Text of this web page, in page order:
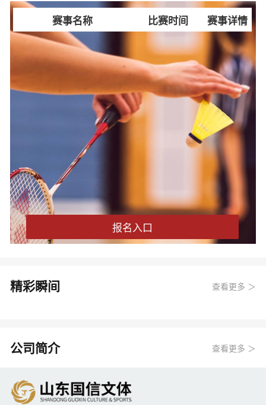
赛事名称 比赛时间 赛事详情
报名入口
精彩瞬间 查看更多 ＞
公司简介 查看更多 ＞